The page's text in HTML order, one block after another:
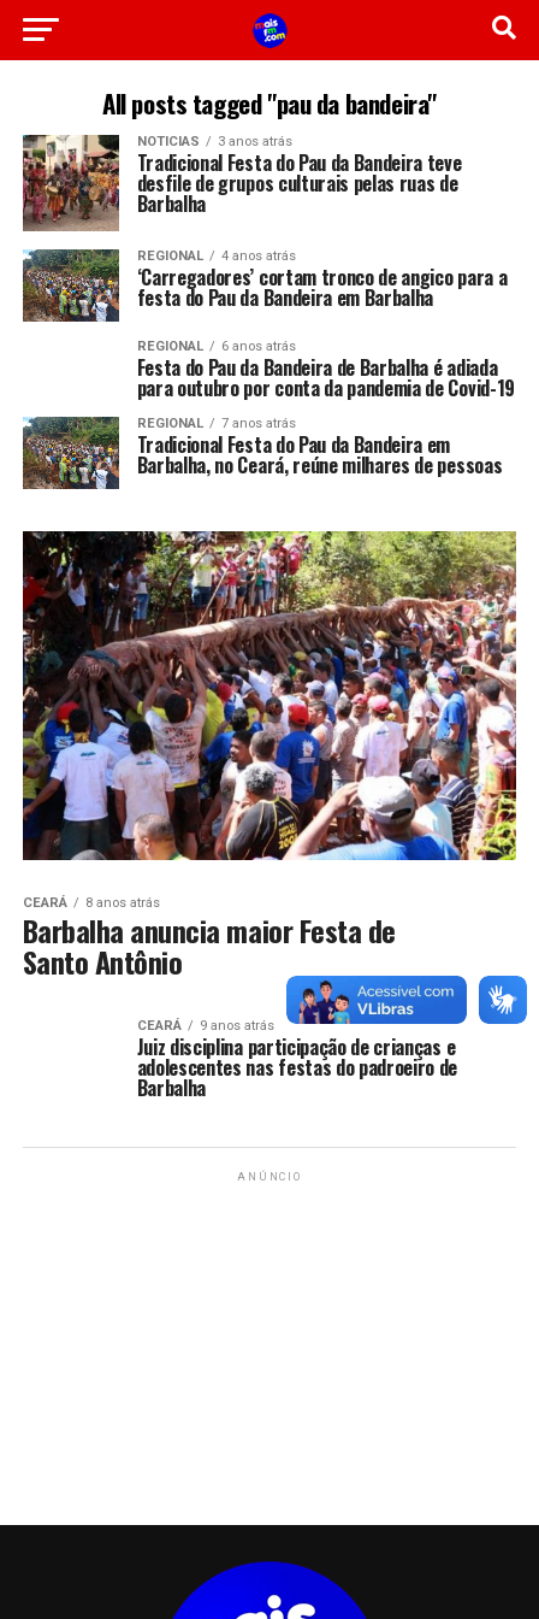
All posts tagged "pau da bandeira"
NOTICIAS 3 anos atrás
Tradicional Festa do Pau da Bandeira teve
desfile de grupos culturais pelas ruas de
Barbalha
REGIONAL 4 anos atrás
‘Carregadores’ cortam tronco de angico para a
festa do Pau da Bandeira em Barbalha
REGIONAL 6 anos atrás
Festa do Pau da Bandeira de Barbalha é adiada
para outubro por conta da pandemia de Covid-19
REGIONAL 7 anos atrás
Tradicional Festa do Pau da Bandeira em
Barbalha, no Ceará, reúne milhares de pessoas
CEARÁ 8 anos atrás
Barbalha anuncia maior Festa de
Santo Antônio
CEARÁ 9 anos atrás
Juiz disciplina participação de crianças e
adolescentes nas festas do padroeiro de
Barbalha
ANÚNCIO